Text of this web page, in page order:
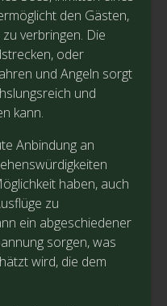
den Gästen,
verbringen. Die
oder
und Angeln sorgt
und
kann.
Anbindung an
haben, auch
zu
ein abgeschiedener
sorgen, was
wird, die dem